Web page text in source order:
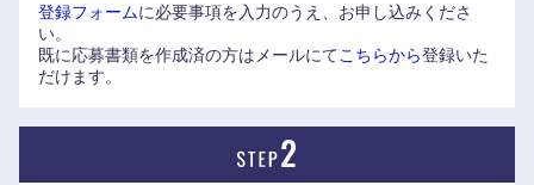
登録フォームに必要事項を入力のうえ、お申し込みくださ
い。
既に応募書類を作成済の方はメールにてこちらから登録いた
だけます。